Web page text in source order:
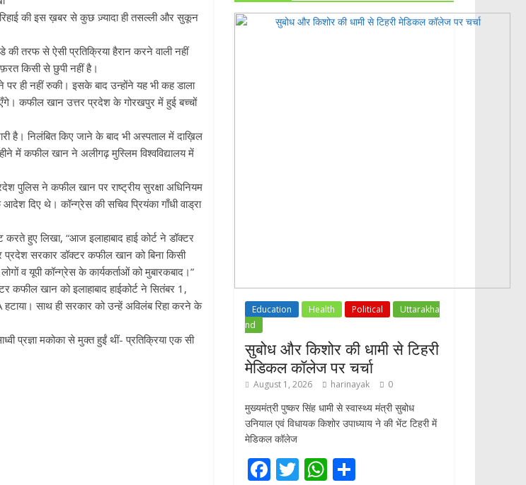
रिहाई की इस ख़बर से कुछ ज़्यादा ही तसल्ली और सुकून
तरफ से ऐसी प्रतिक्रिया हैरान करने वाली नहीं
किसी से छुपी नहीं है।
ही नहीं रुकी। इसके बाद उन्होंने यह भी कह डाला
कफील खान उत्तर प्रदेश के गोरखपुर में हुई बच्चों
निलंबित किए जाने के बाद भी अस्पताल में दाख़िल
में कफील खान ने अलीगढ़ मुस्लिम विश्वविद्यालय में
पुलिस ने कफील खान पर राष्ट्रीय सुरक्षा अधिनियम
दिए थे। कॉन्ग्रेस की सचिव प्रियंका गाँधी वाड्रा
हुए लिखा, “आज इलाहाबाद हाई कोर्ट ने डॉक्टर
सरकार डॉक्टर कफील खान को बिना किसी
व यूपी कॉन्ग्रेस के कार्यकर्ताओं को मुबारकबाद।”
खान को इलाहाबाद हाईकोर्ट ने सितंबर 1,
साथ ही सरकार को उन्हें अविलंब रिहा करने के
प्रज्ञा मकोका से मुक्त हुईं थीं- प्रतिक्रिया एक सी
Education Health Political
Uttarakha
nd
सुबोध और किशोर की धामी से टिहरी
मेडिकल कॉलेज पर चर्चा
August 1, 2026 harinayak 0
मुख्यमंत्री पुष्कर सिंह धामी से स्वास्थ्य मंत्री सुबोध
उनियाल एवं विधायक किशोर उपाध्याय ने की भेंट टिहरी में
मेडिकल कॉलेज
F T W